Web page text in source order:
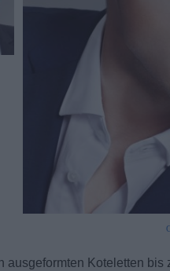
ausgeformten Koteletten